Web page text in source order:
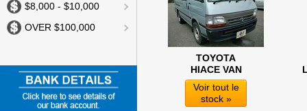
$8,000 - $10,000
OVER $100,000
TOYOTA
HIACE VAN
Voir tout le
stock »